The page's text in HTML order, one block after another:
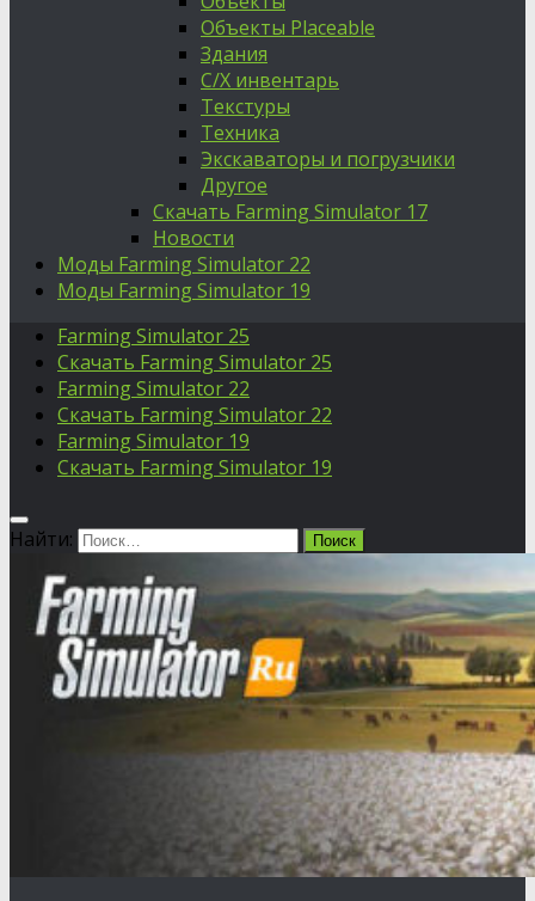
Объекты Placeable
Здания
С/Х инвентарь
Текстуры
Техника
Экскаваторы и погрузчики
Другое
Скачать Farming Simulator 17
Новости
Моды Farming Simulator 22
Моды Farming Simulator 19
Farming Simulator 25
Скачать Farming Simulator 25
Farming Simulator 22
Скачать Farming Simulator 22
Farming Simulator 19
Скачать Farming Simulator 19
Найти: